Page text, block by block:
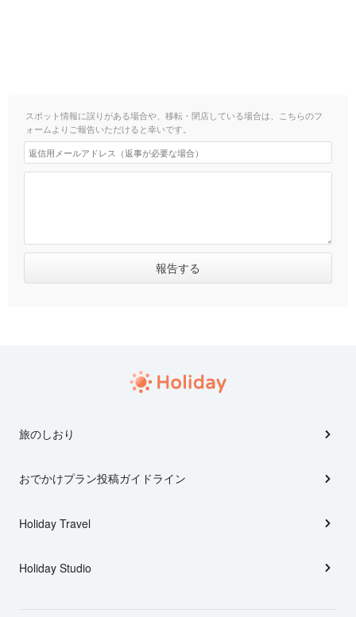
スポット情報に誤りがある場合や、移転・閉店している場合は、こちらのフ
ォームよりご報告いただけると幸いです。
旅のしおり
おでかけプラン投稿ガイドライン
Holiday Travel
Holiday Studio